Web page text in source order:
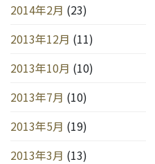
2014年2月 (23)
2013年12月 (11)
2013年10月 (10)
2013年7月 (10)
2013年5月 (19)
2013年3月 (13)